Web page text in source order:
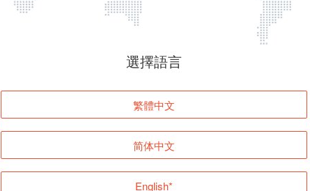
頁面無法顯示
登入
返回首頁
選擇語言
繁體中文
简体中文
English*